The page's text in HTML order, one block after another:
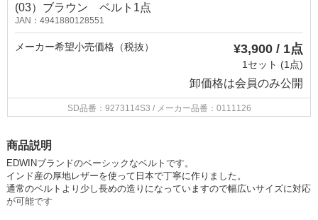
(03）ブラウン ベルト1点
JAN：4941880128551
メーカー希望小売価格（税抜） ¥3,900 / 1点
1セット (1点)
卸価格は会員のみ公開
SD品番：9273114S3 / メーカー品番：0111126
商品説明
EDWINブランドのベーシックなベルトです。
インド産の厚地レザーを使って日本で丁寧に作りました。
通常のベルトより少し長めの造りになっていますので幅広いサイズに対応
が可能です